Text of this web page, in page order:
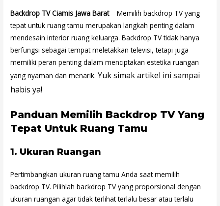
Backdrop TV Ciamis Jawa Barat – Memilih backdrop TV yang
tepat untuk ruang tamu merupakan langkah penting dalam
mendesain interior ruang keluarga. Backdrop TV tidak hanya
berfungsi sebagai tempat meletakkan televisi, tetapi juga
memiliki peran penting dalam menciptakan estetika ruangan
yang nyaman dan menarik. Yuk simak artikel ini sampai
habis ya!
Panduan Memilih Backdrop TV Yang
Tepat Untuk Ruang Tamu
1. Ukuran Ruangan
Pertimbangkan ukuran ruang tamu Anda saat memilih
backdrop TV. Pilihlah backdrop TV yang proporsional dengan
ukuran ruangan agar tidak terlihat terlalu besar atau terlalu